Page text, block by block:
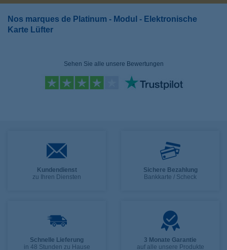
Nos marques de Platinum - Modul - Elektronische
Karte Lüfter
Sehen Sie alle unsere Bewertungen
Kundendienst
zu Ihren Diensten
Sichere Bezahlung
Bankkarte / Scheck
Schnelle Lieferung
in 48 Stunden zu Hause
3 Monate Garantie
auf alle unsere Produkte